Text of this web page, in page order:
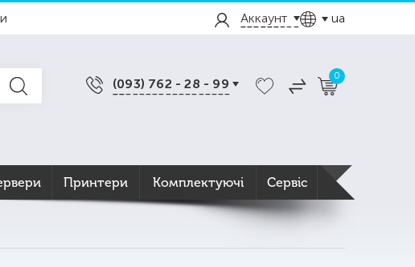
Аккаунт ua
(093) 762 - 28 - 99
0
Принтери Комплектуючі Сервіс